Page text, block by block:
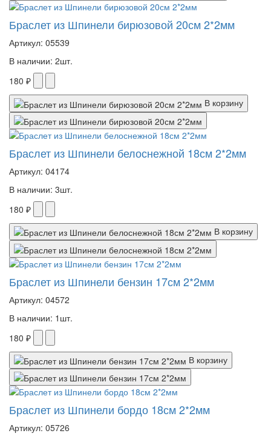
Браслет из Шпинели бирюзовой 20см 2*2мм
Артикул: 05539
В наличии: 2шт.
180 ₽
В корзину
Браслет из Шпинели белоснежной 18см 2*2мм
Артикул: 04174
В наличии: 3шт.
180 ₽
В корзину
Браслет из Шпинели бензин 17см 2*2мм
Артикул: 04572
В наличии: 1шт.
180 ₽
В корзину
Браслет из Шпинели бордо 18см 2*2мм
Артикул: 05726